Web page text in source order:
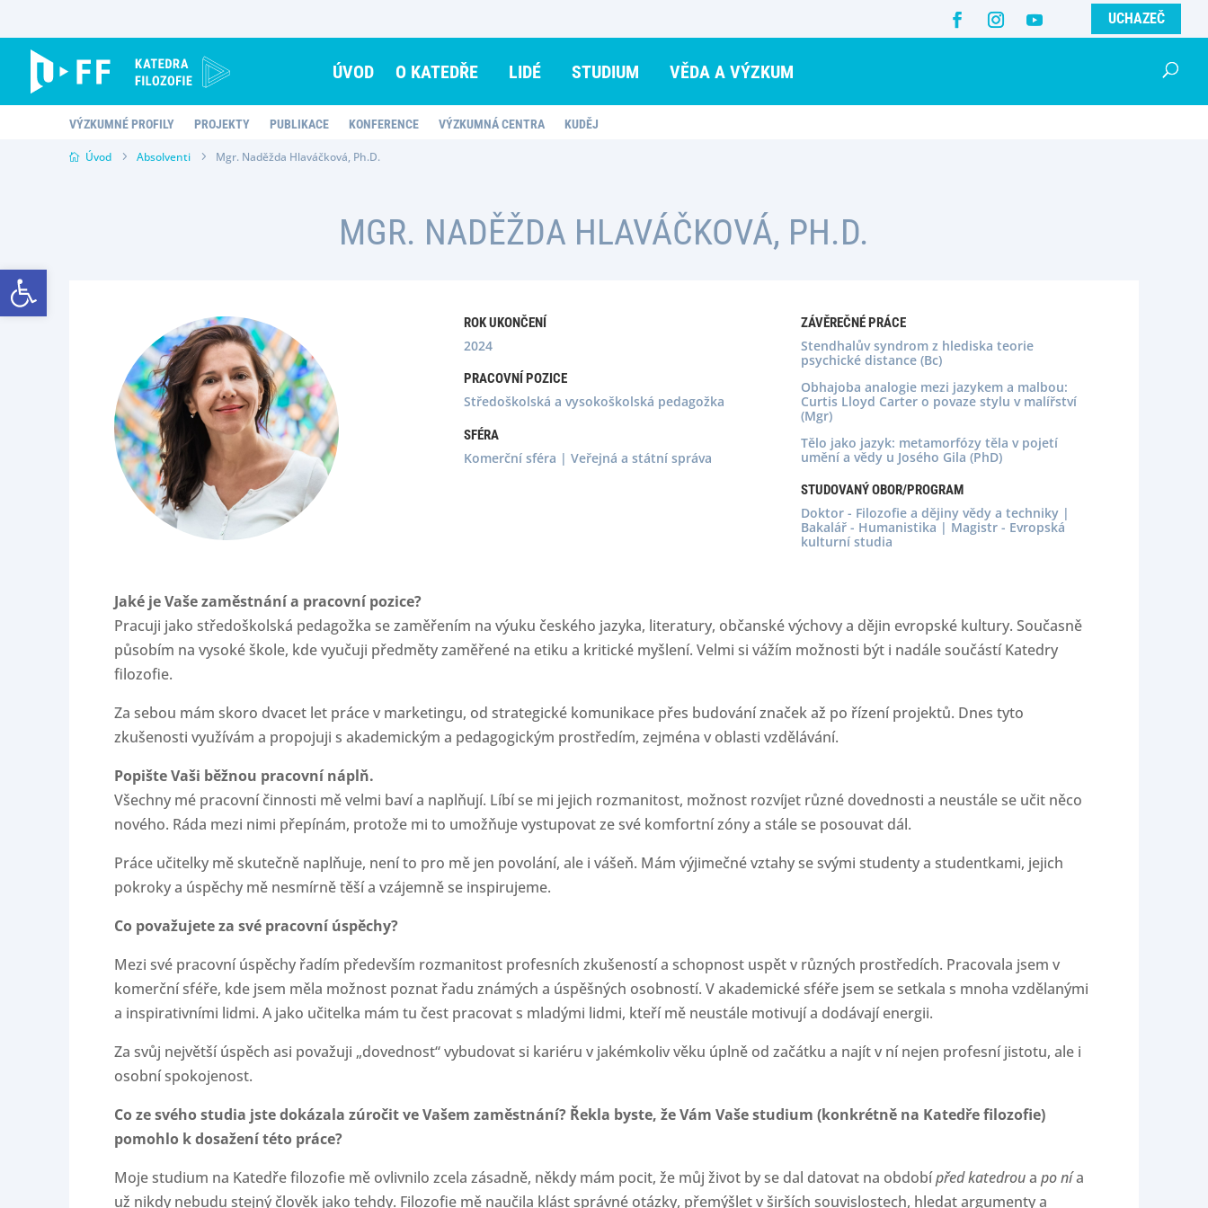
Open toolbar
UCHAZEČ
ÚVOD O KATEDŘE LIDÉ STUDIUM VĚDA A VÝZKUM
VÝZKUMNÉ PROFILY PROJEKTY PUBLIKACE KONFERENCE VÝZKUMNÁ CENTRA KUDĚJ
Úvod Absolventi Mgr. Naděžda Hlaváčková, Ph.D.
MGR. NADĚŽDA HLAVÁČKOVÁ, PH.D.
ROK UKONČENÍ
2024
PRACOVNÍ POZICE
Středoškolská a vysokoškolská pedagožka
SFÉRA
Komerční sféra | Veřejná a státní správa
ZÁVĚREČNÉ PRÁCE
Stendhalův syndrom z hlediska teorie
psychické distance (Bc)
Obhajoba analogie mezi jazykem a malbou:
Curtis Lloyd Carter o povaze stylu v malířství
(Mgr)
Tělo jako jazyk: metamorfózy těla v pojetí
umění a vědy u Josého Gila (PhD)
STUDOVANÝ OBOR/PROGRAM
Doktor - Filozofie a dějiny vědy a techniky |
Bakalář - Humanistika | Magistr - Evropská
kulturní studia
Jaké je Vaše zaměstnání a pracovní pozice?
Pracuji jako středoškolská pedagožka se zaměřením na výuku českého jazyka, literatury, občanské výchovy a dějin evropské kultury. Současně
působím na vysoké škole, kde vyučuji předměty zaměřené na etiku a kritické myšlení. Velmi si vážím možnosti být i nadále součástí Katedry
filozofie.
Za sebou mám skoro dvacet let práce v marketingu, od strategické komunikace přes budování značek až po řízení projektů. Dnes tyto
zkušenosti využívám a propojuji s akademickým a pedagogickým prostředím, zejména v oblasti vzdělávání.
Popište Vaši běžnou pracovní náplň.
Všechny mé pracovní činnosti mě velmi baví a naplňují. Líbí se mi jejich rozmanitost, možnost rozvíjet různé dovednosti a neustále se učit něco
nového. Ráda mezi nimi přepínám, protože mi to umožňuje vystupovat ze své komfortní zóny a stále se posouvat dál.
Práce učitelky mě skutečně naplňuje, není to pro mě jen povolání, ale i vášeň. Mám výjimečné vztahy se svými studenty a studentkami, jejich
pokroky a úspěchy mě nesmírně těší a vzájemně se inspirujeme.
Co považujete za své pracovní úspěchy?
Mezi své pracovní úspěchy řadím především rozmanitost profesních zkušeností a schopnost uspět v různých prostředích. Pracovala jsem v
komerční sféře, kde jsem měla možnost poznat řadu známých a úspěšných osobností. V akademické sféře jsem se setkala s mnoha vzdělanými
a inspirativními lidmi. A jako učitelka mám tu čest pracovat s mladými lidmi, kteří mě neustále motivují a dodávají energii.
Za svůj největší úspěch asi považuji „dovednost“ vybudovat si kariéru v jakémkoliv věku úplně od začátku a najít v ní nejen profesní jistotu, ale i
osobní spokojenost.
Co ze svého studia jste dokázala zúročit ve Vašem zaměstnání? Řekla byste, že Vám Vaše studium (konkrétně na Katedře filozofie)
pomohlo k dosažení této práce?
Moje studium na Katedře filozofie mě ovlivnilo zcela zásadně, někdy mám pocit, že můj život by se dal datovat na obdobípřed katedroua po nía
už nikdy nebudu stejný člověk jako tehdy. Filozofie mě naučila klást správné otázky, přemýšlet v širších souvislostech, hledat argumenty a